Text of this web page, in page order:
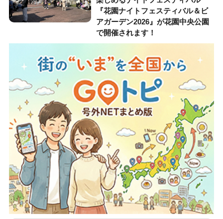
『花園ナイトフェスティバル＆ビ
アガーデン2026』が花園中央公園
で開催されます！